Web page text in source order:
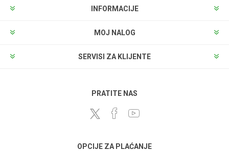
INFORMACIJE
MOJ NALOG
SERVISI ZA KLIJENTE
PRATITE NAS
OPCIJE ZA PLAĆANJE